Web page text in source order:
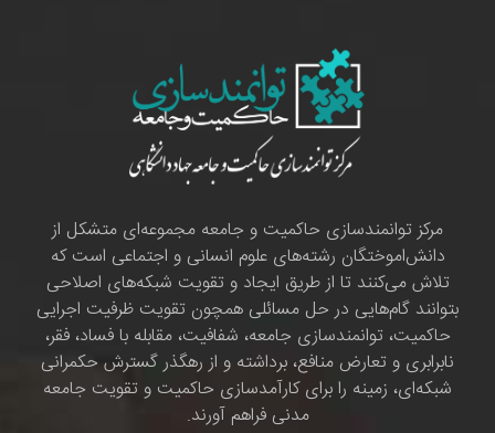
مرکز توانمندسازی حاکمیت و جامعه مجموعه‌ای متشکل از
دانش‌اموختگان رشته‌های علوم انسانی و اجتماعی است که
تلاش می‌کنند تا از طریق ایجاد و تقویت شبکه‌های اصلاحی
بتوانند گام‌هایی در حل مسائلی همچون تقویت ظرفیت اجرایی
حاکمیت، توانمندسازی جامعه، شفافیت، مقابله با فساد، فقر،
نابرابری و تعارض منافع، برداشته و از رهگذر گسترش حکمرانی
شبکه‌ای، زمینه را برای کارآمدسازی حاکمیت و تقویت جامعه
مدنی فراهم آورند.